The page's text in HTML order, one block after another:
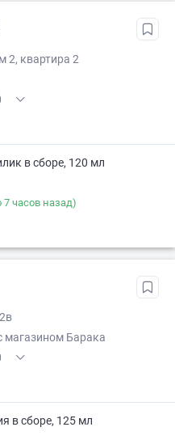
2, квартира 2
в сборе, 120 мл
часов назад)
магазином Барака
в сборе, 125 мл